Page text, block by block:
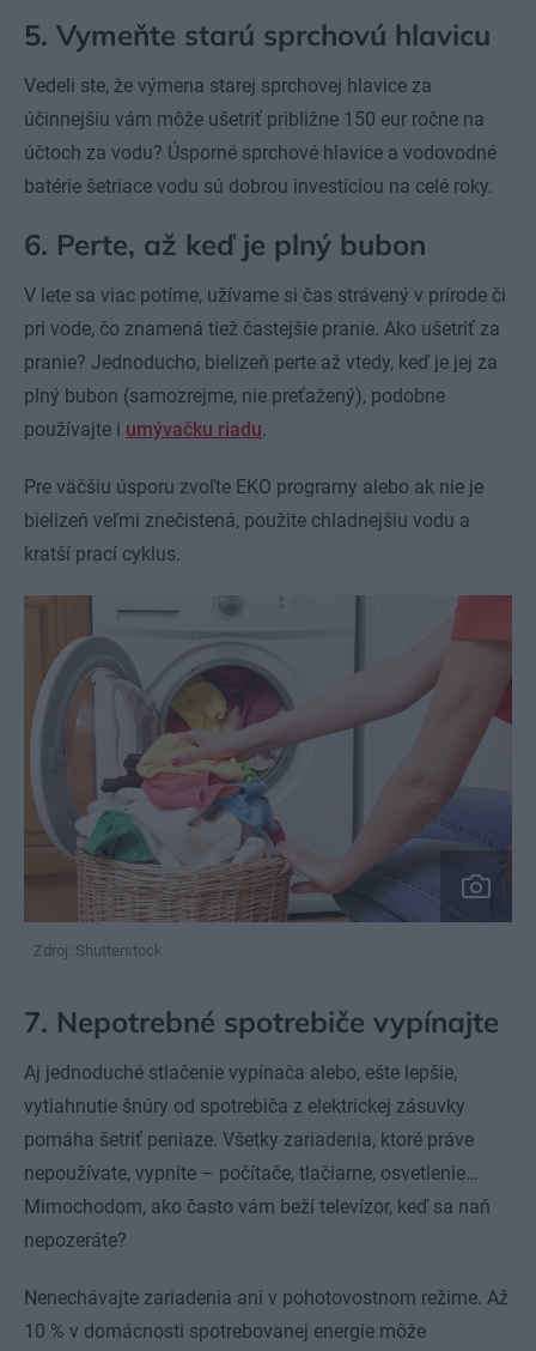
5. Vymeňte starú sprchovú hlavicu
Vedeli ste, že výmena starej sprchovej hlavice za
účinnejšiu vám môže ušetriť približne 150 eur ročne na
účtoch za vodu? Úsporné sprchové hlavice a vodovodné
batérie šetriace vodu sú dobrou investíciou na celé roky.
6. Perte, až keď je plný bubon
V lete sa viac potíme, užívame si čas strávený v prírode či
pri vode, čo znamená tiež častejšie pranie. Ako ušetriť za
pranie? Jednoducho, bielizeň perte až vtedy, keď je jej za
plný bubon (samozrejme, nie preťažený), podobne
používajte i umývačku riadu.
Pre väčšiu úsporu zvoľte EKO programy alebo ak nie je
bielizeň veľmi znečistená, použite chladnejšiu vodu a
kratší prací cyklus.
Zdroj: Shutterstock
7. Nepotrebné spotrebiče vypínajte
Aj jednoduché stlačenie vypínača alebo, ešte lepšie,
vytiahnutie šnúry od spotrebiča z elektrickej zásuvky
pomáha šetriť peniaze. Všetky zariadenia, ktoré práve
nepoužívate, vypnite – počítače, tlačiarne, osvetlenie…
Mimochodom, ako často vám beží televízor, keď sa naň
nepozeráte?
Nenechávajte zariadenia ani v pohotovostnom režime. Až
10 % v domácnosti spotrebovanej energie môže